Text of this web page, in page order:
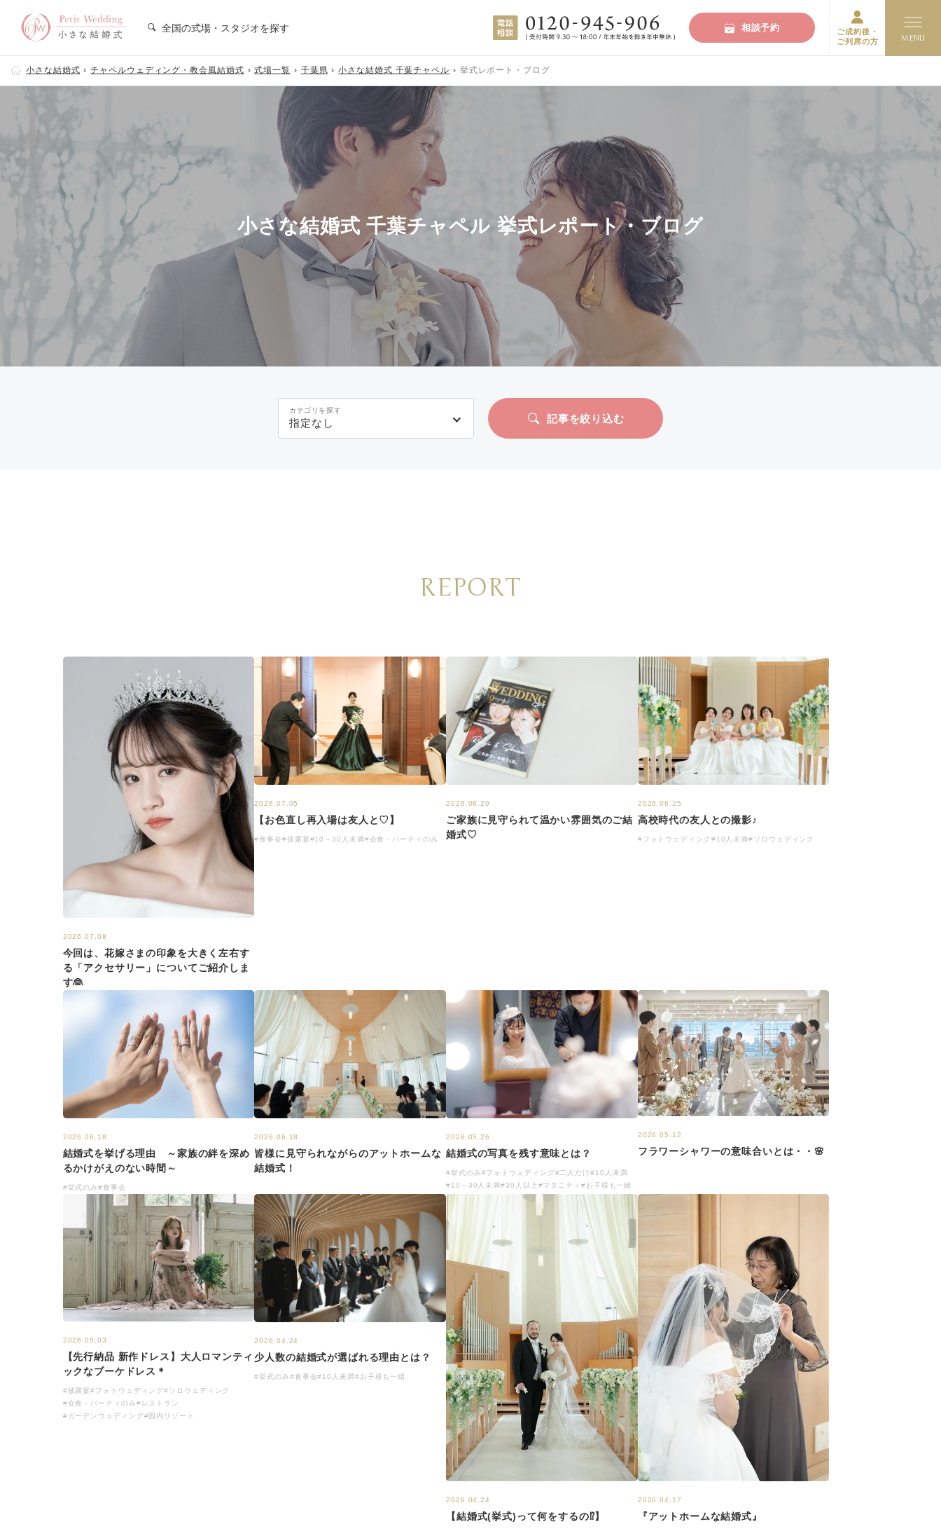
全国の式場・スタジオを探す 相談予約
ご成約後・
ご列席の方
小さな結婚式 チャペルウェディング・教会風結婚式 式場一覧 千葉県 小さな結婚式 千葉チャペル 挙式レポート・ブログ
小さな結婚式 千葉チャペル 挙式レポート・ブログ
カテゴリを探す
指定なし 記事を絞り込む
REPORT
2026.07.08
今回は、花嫁さまの印象を大きく左右す
る「アクセサリー」についてご紹介しま
す👰
2026.07.05
【お色直し再入場は友人と♡】
#食事会#披露宴#10～30人未満#会食・パーティのみ
2026.06.29
ご家族に見守られて温かい雰囲気のご結
婚式♡
2026.06.25
高校時代の友人との撮影♪
#フォトウェディング#10人未満#ソロウェディング
2026.06.18
結婚式を挙げる理由 ～家族の絆を深め
るかけがえのない時間～
#挙式のみ#食事会
2026.06.18
皆様に見守られながらのアットホームな
結婚式！
2026.05.26
結婚式の写真を残す意味とは？
#挙式のみ#フォトウェディング#二人だけ#10人未満
#10～30人未満#30人以上#マタニティ #お子様も一緒
2026.05.12
フラワーシャワーの意味合いとは・・🌸
2026.05.03
【先行納品 新作ドレス】大人ロマンティ
ックなブーケドレス＊
#披露宴#フォトウェディング#ソロウェディング
#会食・パーティのみ#レストラン
#ガーデンウェディング#国内リゾート
2026.04.24
少人数の結婚式が選ばれる理由とは？
#挙式のみ#食事会#10人未満 #お子様も一緒
2026.04.24
【結婚式(挙式)って何をするの⁉】
2026.04.17
『アットホームな結婚式』